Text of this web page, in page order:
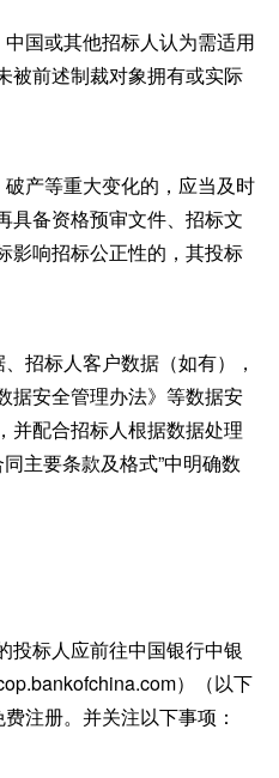
国或其他招标人认为需适用
被前述制裁对象拥有或实际
产等重大变化的，应当及时
具备资格预审文件、招标文
影响招标公正性的，其投标
招标人客户数据（如有），
据安全管理办法》等数据安
并配合招标人根据数据处理
主要条款及格式”中明确数
投标人应前往中国银行中银
）（以下
注册。并关注以下事项：